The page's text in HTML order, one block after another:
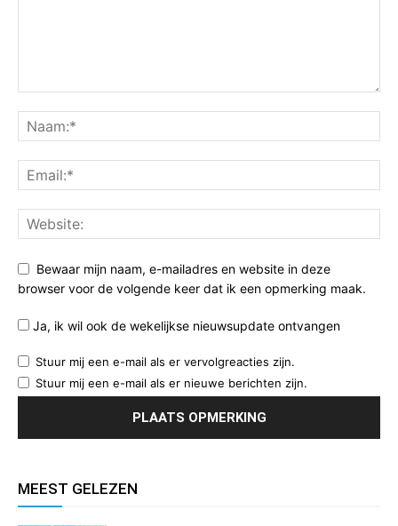
Bewaar mijn naam, e-mailadres en website in deze
browser voor de volgende keer dat ik een opmerking maak.
Ja, ik wil ook de wekelijkse nieuwsupdate ontvangen
Stuur mij een e-mail als er vervolgreacties zijn.
Stuur mij een e-mail als er nieuwe berichten zijn.
MEEST GELEZEN